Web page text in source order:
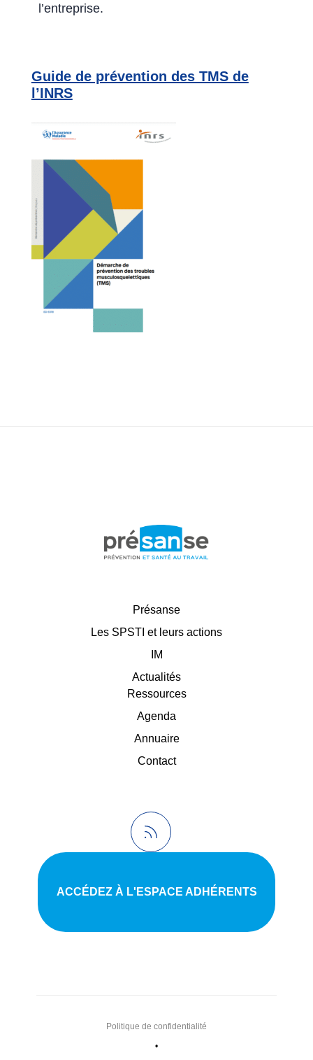
l’entreprise.
Guide de prévention des TMS de
l’INRS
Présanse
Les SPSTI et leurs actions
IM
Actualités
Ressources
Agenda
Annuaire
Contact
ACCÉDEZ À L'ESPACE ADHÉRENTS
•
Politique de confidentialité